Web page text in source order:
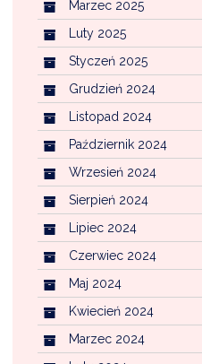
Marzec 2025
Luty 2025
Styczeń 2025
Grudzień 2024
Listopad 2024
Październik 2024
Wrzesień 2024
Sierpień 2024
Lipiec 2024
Czerwiec 2024
Maj 2024
Kwiecień 2024
Marzec 2024